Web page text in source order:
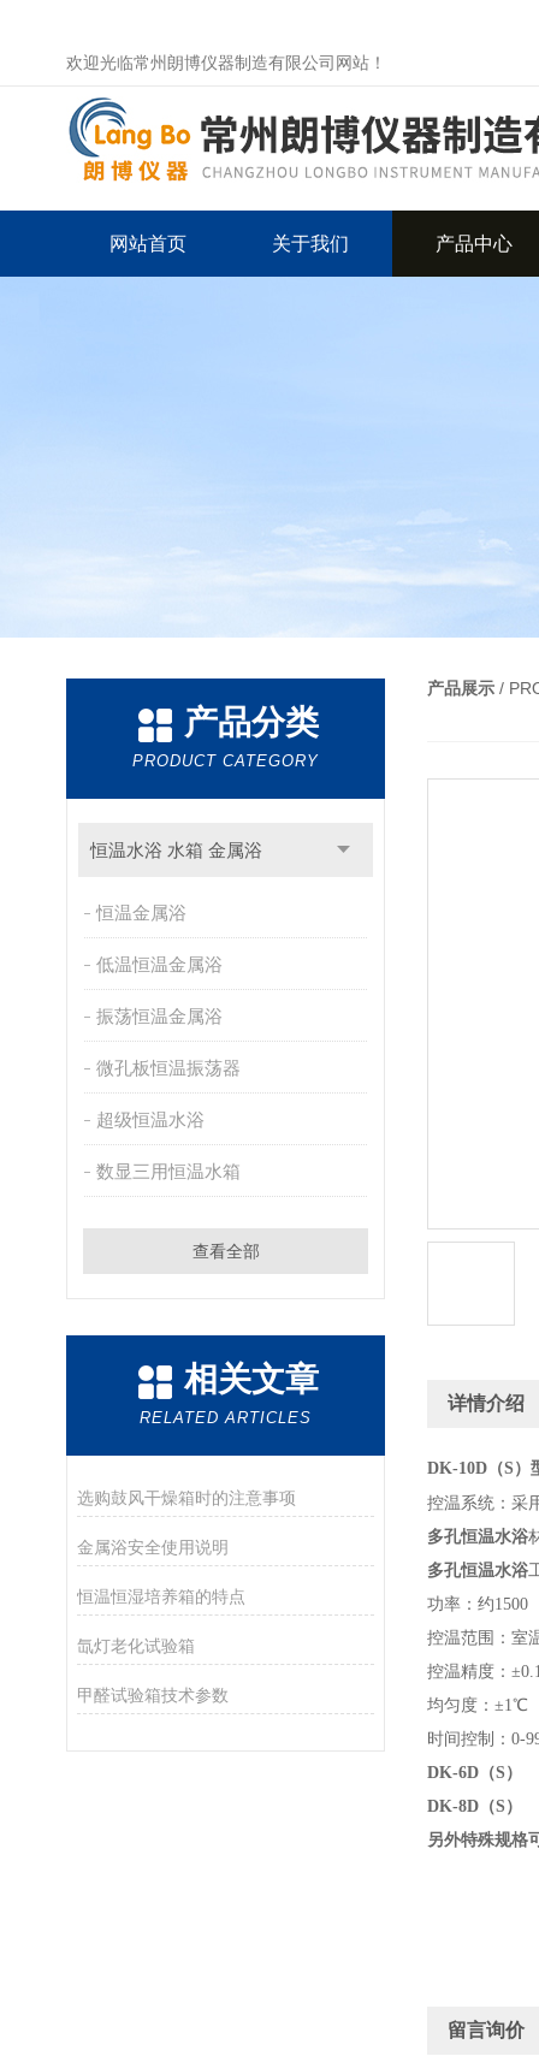
欢迎光临常州朗博仪器制造有限公司网站！
网站首页 关于我们 产品中心
产品分类
PRODUCT CATEGORY
恒温水浴 水箱 金属浴
恒温金属浴
低温恒温金属浴
振荡恒温金属浴
微孔板恒温振荡器
超级恒温水浴
数显三用恒温水箱
查看全部
相关文章
RELATED ARTICLES
选购鼓风干燥箱时的注意事项
金属浴安全使用说明
恒温恒湿培养箱的特点
氙灯老化试验箱
甲醛试验箱技术参数
产品展示 /
详情介绍
DK-10D（S）
控温系统：采
多孔恒温水浴
多孔恒温水浴
功率：约1500
控温范围：
控温精度：
均匀度：±1℃
时间控制：0-
DK-6D（S）
DK-8D（S）
另外特殊规格
留言询价